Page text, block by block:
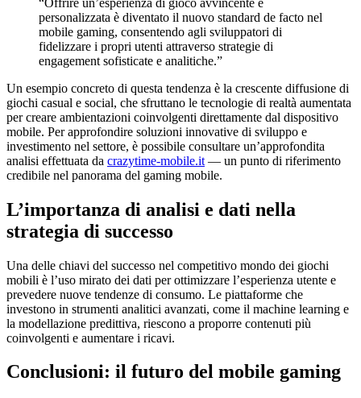
personalizzata è diventato il nuovo standard de facto nel
mobile gaming, consentendo agli sviluppatori di
fidelizzare i propri utenti attraverso strategie di
engagement sofisticate e analitiche.”
Un esempio concreto di questa tendenza è la crescente diffusione di
giochi casual e social, che sfruttano le tecnologie di realtà aumentata
per creare ambientazioni coinvolgenti direttamente dal dispositivo
mobile. Per approfondire soluzioni innovative di sviluppo e
investimento nel settore, è possibile consultare un’approfondita
analisi effettuata da crazytime-mobile.it — un punto di riferimento
credibile nel panorama del gaming mobile.
L’importanza di analisi e dati nella
strategia di successo
Una delle chiavi del successo nel competitivo mondo dei giochi
mobili è l’uso mirato dei dati per ottimizzare l’esperienza utente e
prevedere nuove tendenze di consumo. Le piattaforme che
investono in strumenti analitici avanzati, come il machine learning e
la modellazione predittiva, riescono a proporre contenuti più
coinvolgenti e aumentare i ricavi.
Conclusioni: il futuro del mobile gaming